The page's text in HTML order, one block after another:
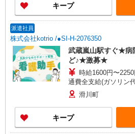
キープ
派遣社員
株式会社kotrio /●SI-H-2076350
武蔵嵐山駅すぐ★病
ど♪★激募★
時給1600円〜
通費全支給(ガソリン
滑川町
キープ